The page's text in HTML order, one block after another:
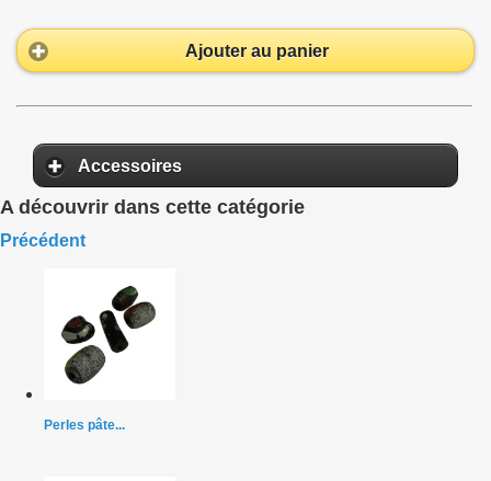
Ajouter au panier
Accessoires
A découvrir dans cette catégorie
Précédent
Perles pâte...